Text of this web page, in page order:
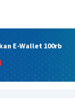
E-Wallet 100rb